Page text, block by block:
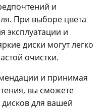
и
При выборе цвета
эксплуатации и
диски могут легко
очистки.
и принимая
вы сможете
для вашей